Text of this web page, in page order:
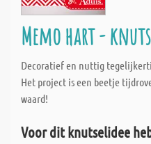
Memo hart -
Decoratief en nuttig
Het project is een beetje
waard!
Voor dit knutselidee